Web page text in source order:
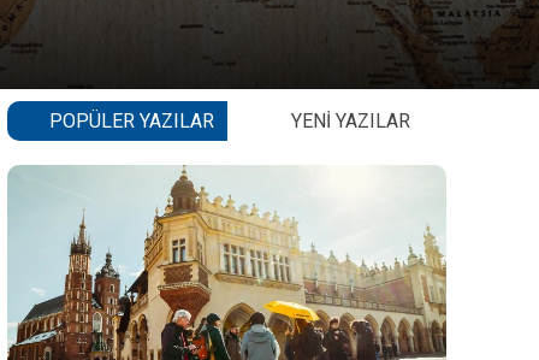
POPÜLER YAZILAR YENI YAZILAR